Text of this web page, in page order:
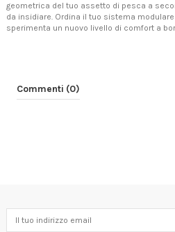
geometrica del tuo assetto di pesca a
da insidiare. Ordina il tuo sistema
sperimenta un nuovo livello di comfort a
Commenti (0)